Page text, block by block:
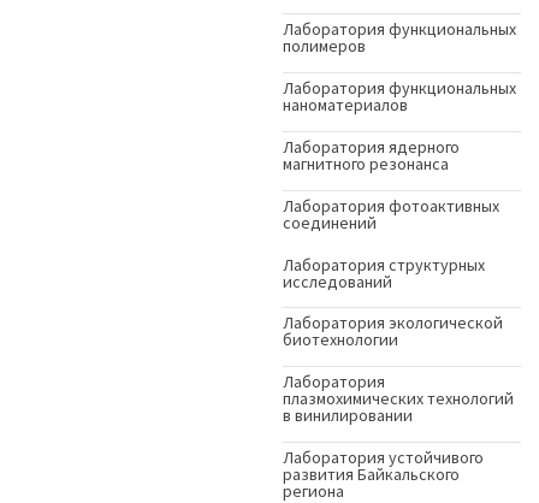
Лаборатория функциональных
полимеров
Лаборатория функциональных
наноматериалов
Лаборатория ядерного
магнитного резонанса
Лаборатория фотоактивных
соединений
Лаборатория структурных
исследований
Лаборатория экологической
биотехнологии
Лаборатория
плазмохимических технологий
в винилировании
Лаборатория устойчивого
развития Байкальского
региона